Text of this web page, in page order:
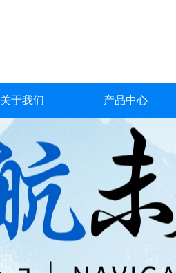
关于我们 产品中心